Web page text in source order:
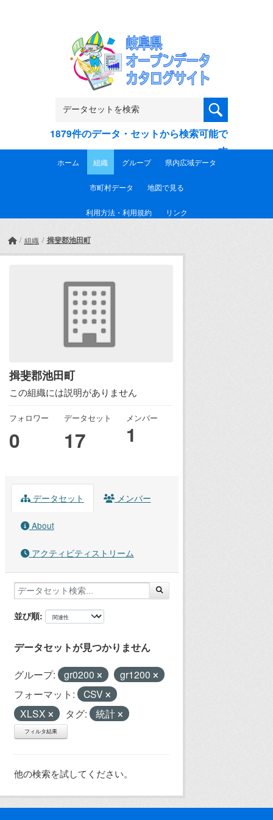
1879件のデータ・セットから検索可能で
す
ホーム 組織 グループ 県内広域データ
市町村データ 地図で見る
利用方法・利用規約 リンク
組織 揖斐郡池田町
揖斐郡池田町
この組織には説明がありません
フォロワー
0
データセット
17
メンバー
1
データセット メンバー
About
アクティビティストリーム
並び順
データセットが見つかりません
グループ: gr0200
gr1200
フォーマット:
CSV
XLSX
タグ: 統計
フィルタ結果
他の検索を試してください。